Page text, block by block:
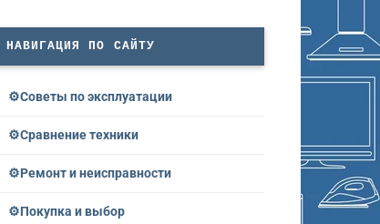
НАВИГАЦИЯ ПО САЙТУ
Советы по эксплуатации
Сравнение техники
Ремонт и неисправности
Покупка и выбор